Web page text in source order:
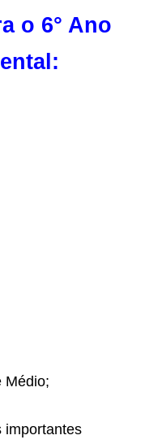
o 6° Ano
Médio;
importantes